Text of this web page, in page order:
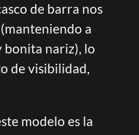
de barra nos
a
bonita nariz), lo
de visibilidad,
modelo es la